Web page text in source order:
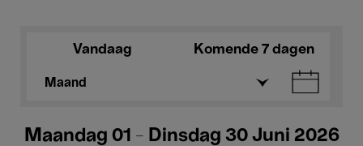
Vandaag Komende 7 dagen
Maand
Maandag 01 - Dinsdag 30 Juni 2026